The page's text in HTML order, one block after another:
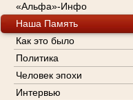
«Альфа»-Инфо
Наша Память
Как это было
Политика
Человек эпохи
Интервью